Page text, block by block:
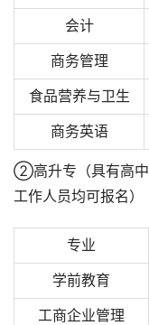
会计
商务管理
食品营养与卫生
商务英语
②高升专（具有高中
工作人员均可报名）
专业
学前教育
工商企业管理